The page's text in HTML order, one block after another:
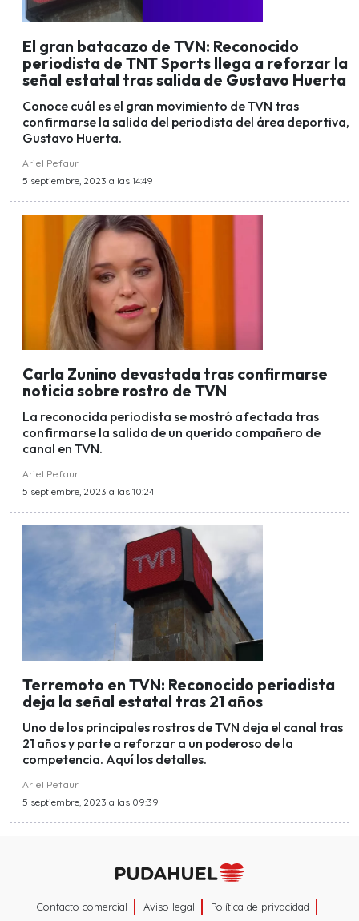
El gran batacazo de TVN: Reconocido
periodista de TNT Sports llega a reforzar la
señal estatal tras salida de Gustavo Huerta
Conoce cuál es el gran movimiento de TVN tras
confirmarse la salida del periodista del área deportiva,
Gustavo Huerta.
Ariel Pefaur
5 septiembre, 2023 a las 14:49
Carla Zunino devastada tras confirmarse
noticia sobre rostro de TVN
La reconocida periodista se mostró afectada tras
confirmarse la salida de un querido compañero de
canal en TVN.
Ariel Pefaur
5 septiembre, 2023 a las 10:24
Terremoto en TVN: Reconocido periodista
deja la señal estatal tras 21 años
Uno de los principales rostros de TVN deja el canal tras
21 años y parte a reforzar a un poderoso de la
competencia. Aquí los detalles.
Ariel Pefaur
5 septiembre, 2023 a las 09:39
Contacto comercial Aviso legal
Política de privacidad